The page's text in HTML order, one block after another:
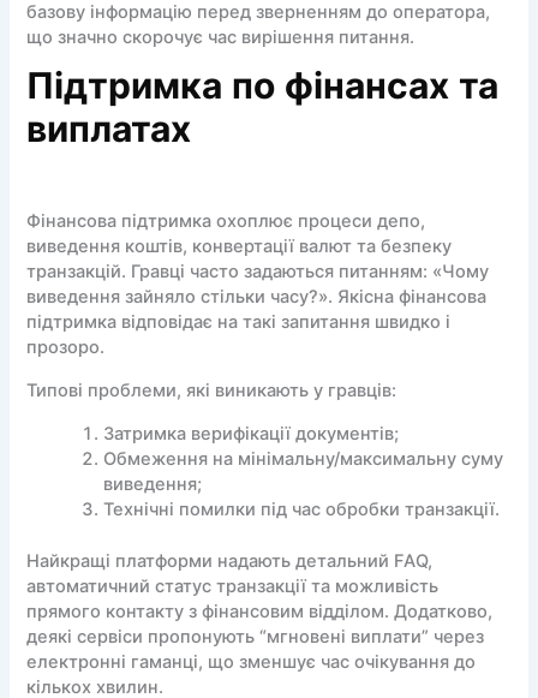
базову інформацію перед зверненням до оператора,
що значно скорочує час вирішення питання.
Підтримка по фінансах та
виплатах
Фінансова підтримка охоплює процеси депо,
виведення коштів, конвертації валют та безпеку
транзакцій. Гравці часто задаються питанням: «Чому
виведення зайняло стільки часу?». Якісна фінансова
підтримка відповідає на такі запитання швидко і
прозоро.
Типові проблеми, які виникають у гравців:
Затримка верифікації документів;
Обмеження на мінімальну/максимальну суму
виведення;
Технічні помилки під час обробки транзакції.
Найкращі платформи надають детальний FAQ,
автоматичний статус транзакції та можливість
прямого контакту з фінансовим відділом. Додатково,
деякі сервіси пропонують “мгновені виплати” через
електронні гаманці, що зменшує час очікування до
кількох хвилин.